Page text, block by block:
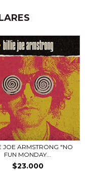
JOE ARMSTRONG "NO
FUN MONDAY...
$23.000